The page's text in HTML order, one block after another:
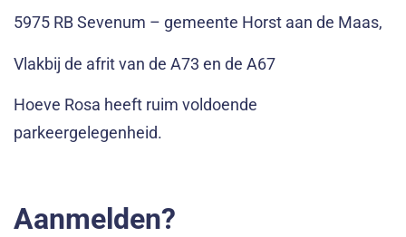
5975 RB Sevenum – gemeente Horst aan de Maas,
Vlakbij de afrit van de A73 en de A67
Hoeve Rosa heeft ruim voldoende
parkeergelegenheid.
Aanmelden?